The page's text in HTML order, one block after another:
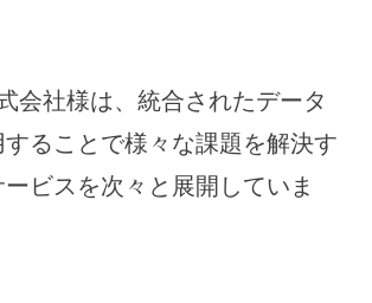
会社様は、統合されたデータ
ることで様々な課題を解決す
ビスを次々と展開していま